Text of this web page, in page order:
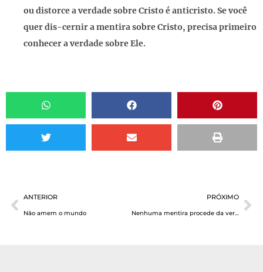
ou distorce a verdade sobre Cristo é anticristo. Se você
quer dis-cernir a mentira sobre Cristo, precisa primeiro
conhecer a verdade sobre Ele.
ANTERIOR
Não amem o mundo
PRÓXIMO
Nenhuma mentira procede da verdade